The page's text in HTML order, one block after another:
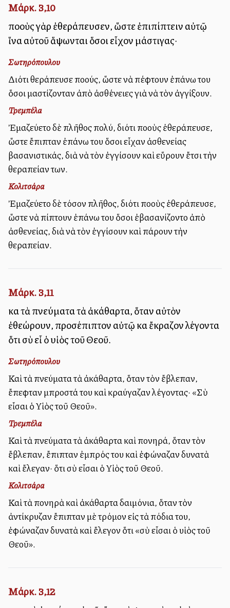
Μάρκ. 3,10
πολλοὺς γὰρ ἐθεράπευσεν, ὥστε ἐπιπίπτειν αὐτῷ
ἵνα αὐτοῦ ἅψωνται ὅσοι εἶχον μάστιγας·
Σωτηρόπουλου
Διότι θεράπευσε πολλούς, ὥστε νὰ πέφτουν ἐπάνω του
ὅσοι μαστίζονταν ἀπὸ ἀσθένειες γιὰ νὰ τὸν ἀγγίξουν.
Τρεμπέλα
Ἐμαζεύετο δὲ πλῆθος πολύ, διότι πολλοὺς ἐθεράπευσε,
ὥστε ἔπιπταν ἐπάνω του ὅσοι εἶχαν ἀσθενείας
βασανιστικάς, διὰ νὰ τὸν ἐγγίσουν καὶ εὕρουν ἔτσι τὴν
θεραπείαν των.
Κολιτσάρα
Ἐμαζεύετο δὲ τόσον πλῆθος, διότι πολλοὺς ἐθεράπευσε,
ὥστε νὰ πίπτουν ἐπάνω του ὅσοι ἐβασανίζοντο ἀπὸ
ἀσθενείας, διὰ νὰ τὸν ἐγγίσουν καὶ πάρουν τὴν
θεραπείαν.
Μάρκ. 3,11
καὶ τὰ πνεύματα τὰ ἀκάθαρτα, ὅταν αὐτὸν
ἐθεώρουν, προσέπιπτον αὐτῷ καὶ ἔκραζον λέγοντα
ὅτι σὺ εἶ ὁ υἱὸς τοῦ Θεοῦ.
Σωτηρόπουλου
Καὶ τὰ πνεύματα τὰ ἀκάθαρτα, ὅταν τὸν ἔβλεπαν,
ἔπεφταν μπροστά του καὶ κραύγαζαν λέγοντας· «Σὺ
εἶσαι ὁ Υἱὸς τοῦ Θεοῦ».
Τρεμπέλα
Καὶ τὰ πνεύματα τὰ ἀκάθαρτα καὶ πονηρά, ὅταν τὸν
ἔβλεπαν, ἔπιπταν ἐμπρός του καὶ ἐφώναζαν δυνατὰ
καὶ ἔλεγαν· ὅτι σὺ εἶσαι ὁ Υἱὸς τοῦ Θεοῦ.
Κολιτσάρα
Καὶ τὰ πονηρὰ καὶ ἀκάθαρτα δαιμόνια, ὅταν τὸν
ἀντίκρυζαν ἔπιπταν μὲ τρόμον εἰς τὰ πόδια του,
ἐφώναζαν δυνατὰ καὶ ἔλεγον ὅτι «σὺ εἶσαι ὁ υἱὸς τοῦ
Θεοῦ».
Μάρκ. 3,12